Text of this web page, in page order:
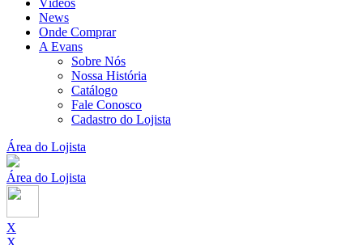
Vídeos
News
Onde Comprar
A Evans
Sobre Nós
Nossa História
Catálogo
Fale Conosco
Cadastro do Lojista
Área do Lojista
Área do Lojista
X
X